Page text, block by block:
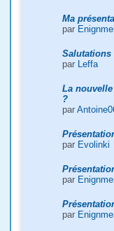
Ma
par
Salutations
par
Leffa
La
?
par
par Evolinki
par
par